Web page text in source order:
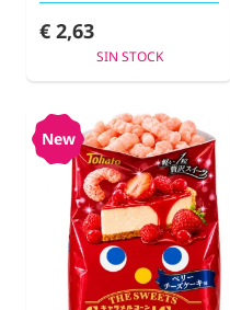
€ 2,63
SIN STOCK
New